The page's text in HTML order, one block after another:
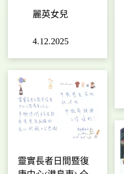
麗英女兒
4.12.2025
靈實長者日間暨復